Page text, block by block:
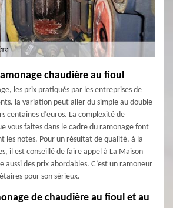
chaudière au fioul
les prix pratiqués par les entreprises de
la variation peut aller du simple au double
centaines d’euros. La complexité de
vous faites dans le cadre du ramonage font
les notes. Pour un résultat de qualité, à la
il est conseillé de faire appel à La Maison
aussi des prix abordables. C’est un ramoneur
pour son sérieux.
de chaudière au fioul et au